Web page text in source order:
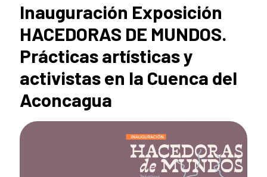
Inauguración Exposición
HACEDORAS DE MUNDOS.
Prácticas artísticas y
activistas en la Cuenca del
Aconcagua